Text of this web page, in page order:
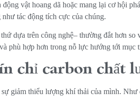
vật hoang dã hoặc mang lại cơ hội
tác động tích cực của chúng.
dựa trên công nghệ– thường đắt hơn
phù hợp hơn trong nỗ lực hướng tới mục
chỉ carbon chất
giảm thiểu lượng khí thải của mình. Như